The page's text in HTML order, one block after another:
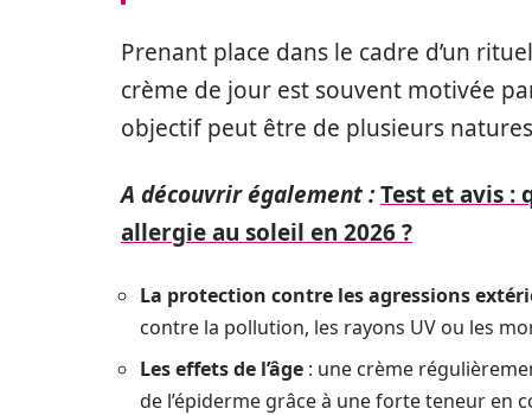
Prenant place dans le cadre d’un
crème de jour est souvent motivée
objectif peut être de plusieurs
A découvrir également :Test et avis :
allergie au soleil en 2026 ?
La protection contre les agressions
contre la pollution, les rayons UV ou les
Les effets de l’âge : une crème
de l’épiderme grâce à une forte teneur en